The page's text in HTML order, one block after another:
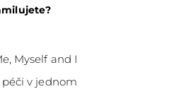
Myself and I
v jednom